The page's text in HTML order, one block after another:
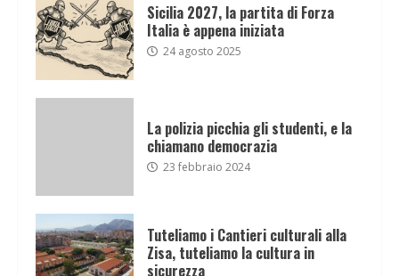
Sicilia 2027, la partita di Forza
Italia è appena iniziata
24 agosto 2025
La polizia picchia gli studenti, e la
chiamano democrazia
23 febbraio 2024
Tuteliamo i Cantieri culturali alla
Zisa, tuteliamo la cultura in
sicurezza